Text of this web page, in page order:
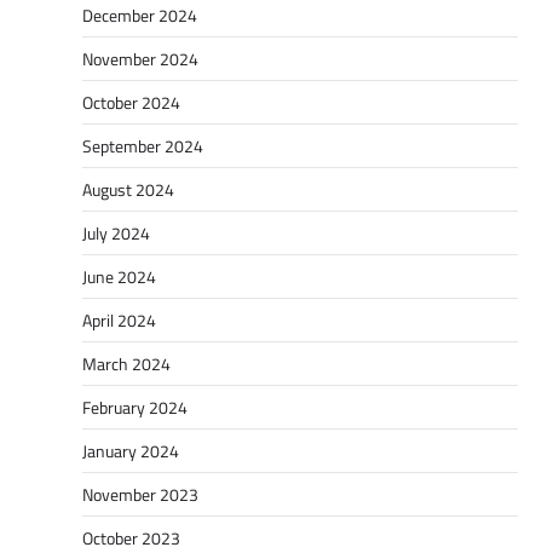
December 2024
November 2024
October 2024
September 2024
August 2024
July 2024
June 2024
April 2024
March 2024
February 2024
January 2024
November 2023
October 2023